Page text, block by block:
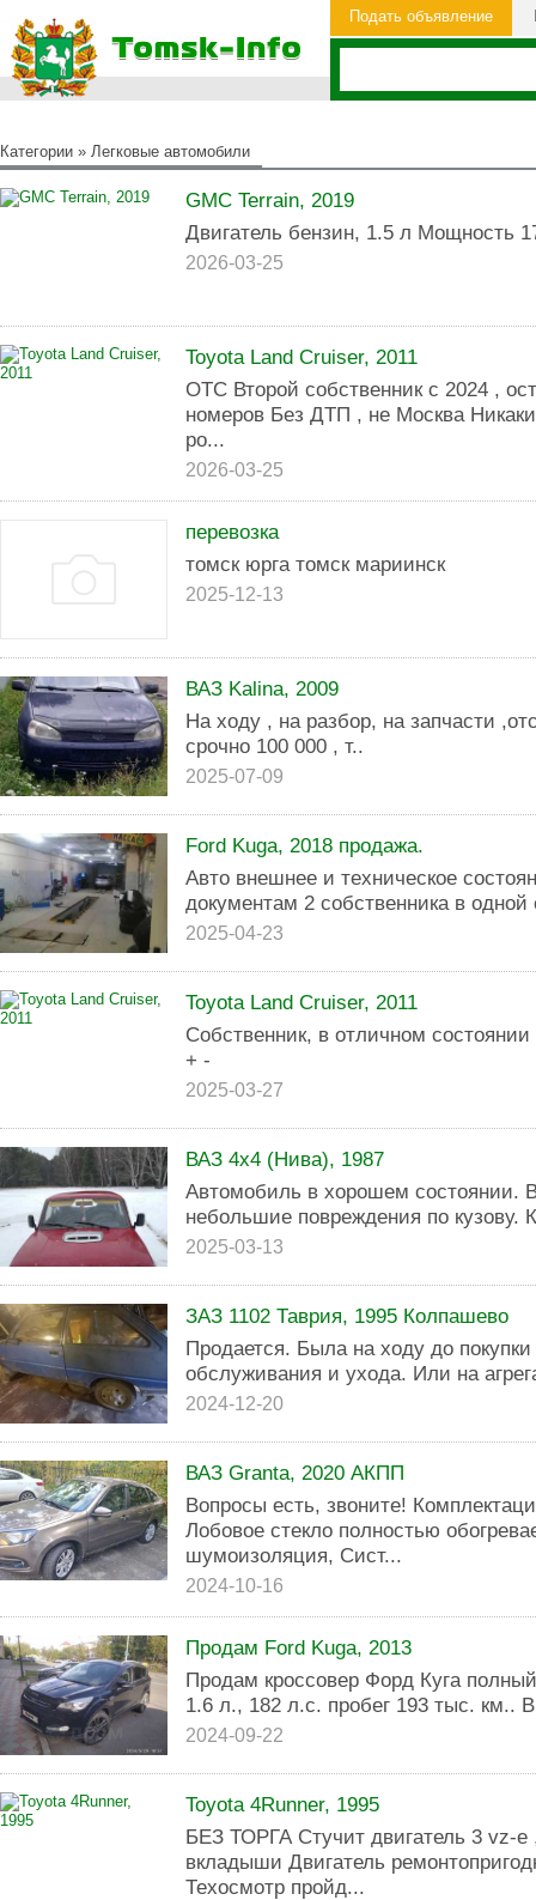
Подать объявление
Категории » Легковые автомобили
GMC Terrain, 2019
Двигатель бензин, 1.5 л Мощность
2026-03-25
Toyota Land Cruiser, 2011
ОТС Второй собственник с 2024 ,
номеров Без ДТП , не Москва
ро...
2026-03-25
перевозка
томск юрга томск мариинск
2025-12-13
ВАЗ Kalina, 2009
На ходу , на разбор, на запчасти
срочно 100 000 , т..
2025-07-09
Ford Kuga, 2018 продажа.
Авто внешнее и техническое
документам 2 собственника в
2025-04-23
Toyota Land Cruiser, 2011
Собственник, в отличном
+ -
2025-03-27
ВАЗ 4x4 (Нива), 1987
Автомобиль в хорошем состоянии.
небольшие повреждения по кузову.
2025-03-13
ЗАЗ 1102 Таврия, 1995 Колпашево
Продается. Была на ходу до
обслуживания и ухода. Или на
2024-12-20
ВАЗ Granta, 2020 АКПП
Вопросы есть, звоните!
Лобовое стекло полностью
шумоизоляция, Сист...
2024-10-16
Продам Ford Kuga, 2013
Продам кроссовер Форд Куга
1.6 л., 182 л.с. пробег 193 тыс. км..
2024-09-22
Toyota 4Runner, 1995
БЕЗ ТОРГА Стучит двигатель 3 vz-e
вкладыши Двигатель
Техосмотр пройд...